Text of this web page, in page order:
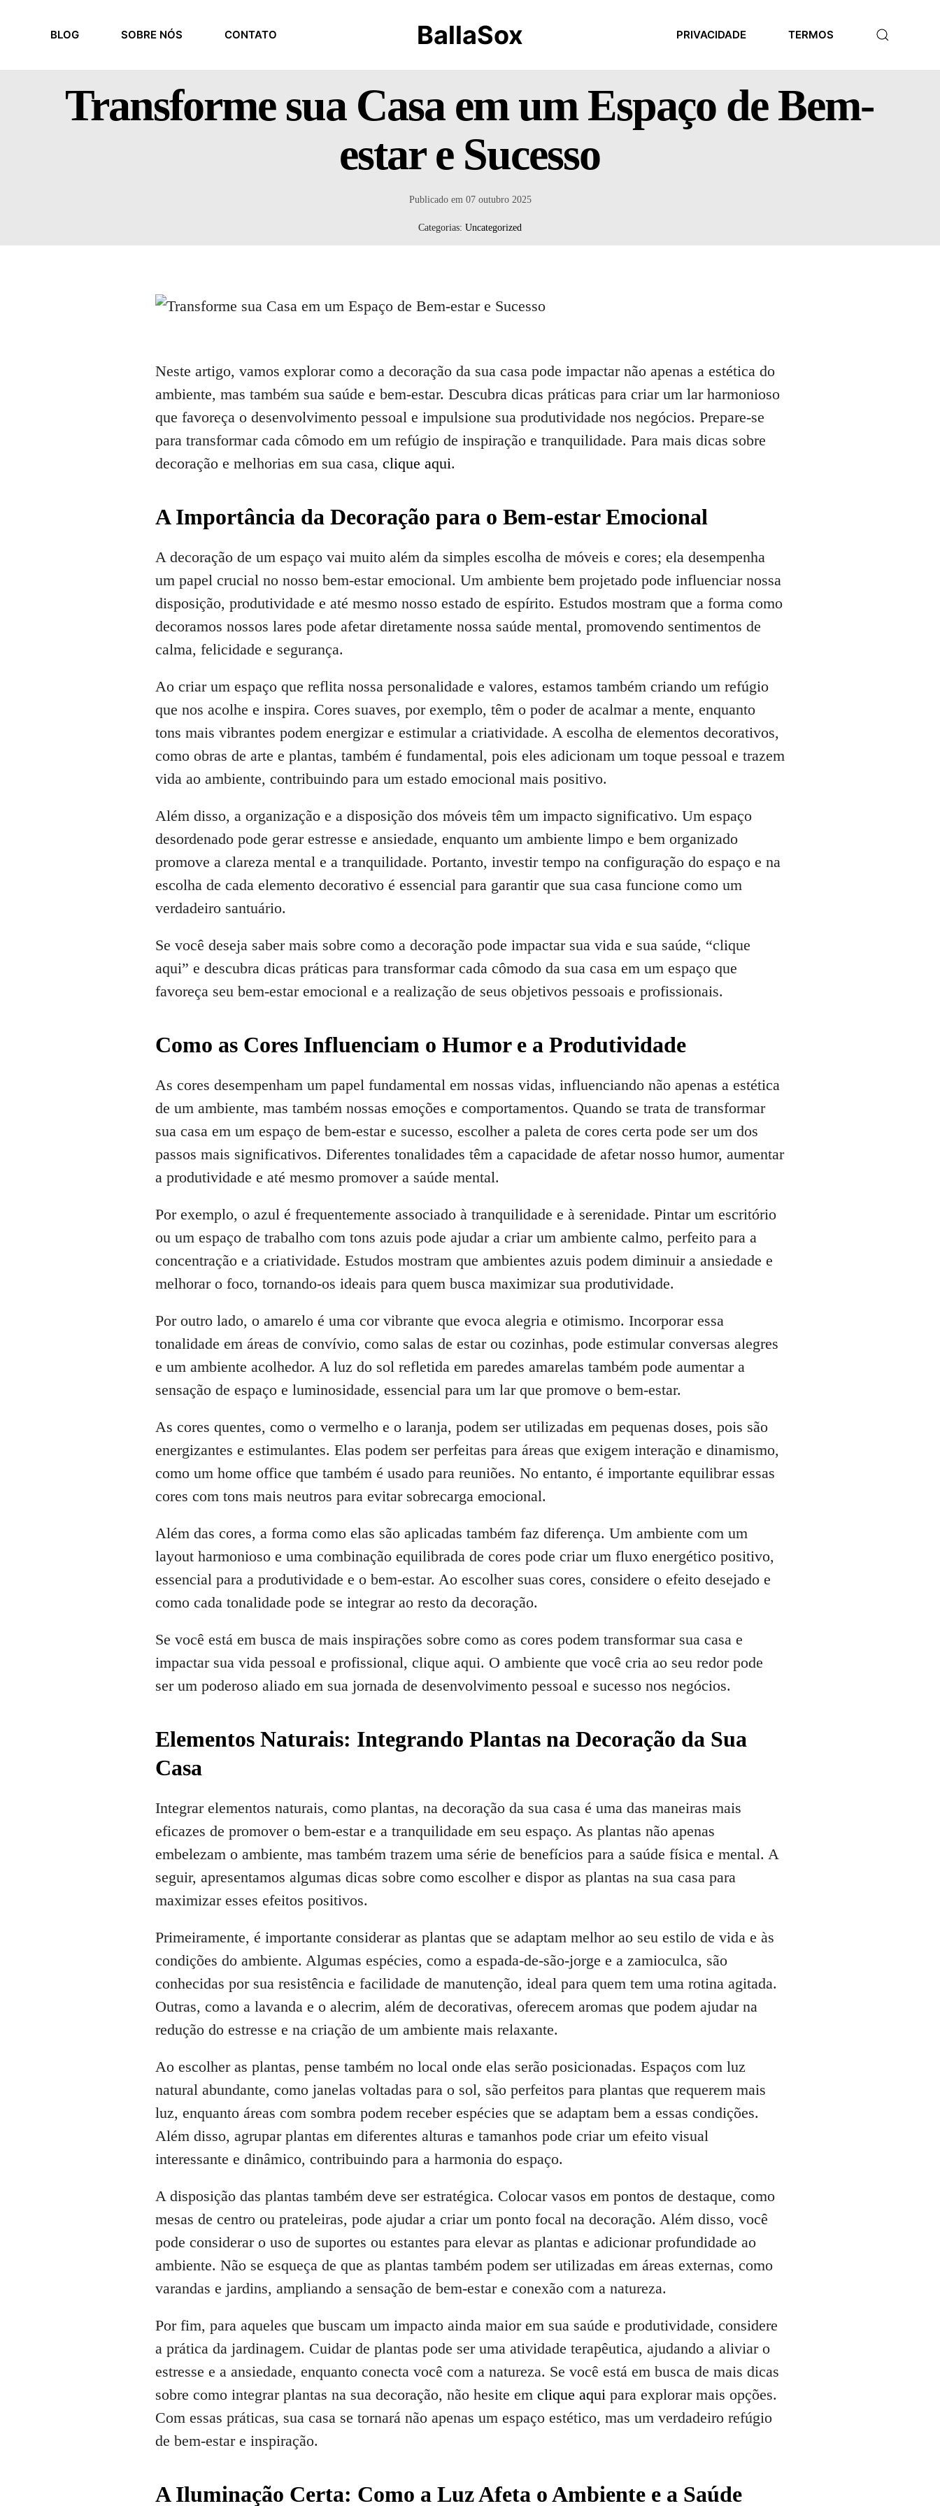
BLOG SOBRE NÓS CONTATO BallaSox PRIVACIDADE TERMOS
Transforme sua Casa em um Espaço de Bem-
estar e Sucesso
Publicado em 07 outubro 2025
Categorias: Uncategorized
Neste artigo, vamos explorar como a decoração da sua casa pode impactar não apenas a estética do
ambiente, mas também sua saúde e bem-estar. Descubra dicas práticas para criar um lar harmonioso
que favoreça o desenvolvimento pessoal e impulsione sua produtividade nos negócios. Prepare-se
para transformar cada cômodo em um refúgio de inspiração e tranquilidade. Para mais dicas sobre
decoração e melhorias em sua casa, clique aqui.
A Importância da Decoração para o Bem-estar Emocional
A decoração de um espaço vai muito além da simples escolha de móveis e cores; ela desempenha
um papel crucial no nosso bem-estar emocional. Um ambiente bem projetado pode influenciar nossa
disposição, produtividade e até mesmo nosso estado de espírito. Estudos mostram que a forma como
decoramos nossos lares pode afetar diretamente nossa saúde mental, promovendo sentimentos de
calma, felicidade e segurança.
Ao criar um espaço que reflita nossa personalidade e valores, estamos também criando um refúgio
que nos acolhe e inspira. Cores suaves, por exemplo, têm o poder de acalmar a mente, enquanto
tons mais vibrantes podem energizar e estimular a criatividade. A escolha de elementos decorativos,
como obras de arte e plantas, também é fundamental, pois eles adicionam um toque pessoal e trazem
vida ao ambiente, contribuindo para um estado emocional mais positivo.
Além disso, a organização e a disposição dos móveis têm um impacto significativo. Um espaço
desordenado pode gerar estresse e ansiedade, enquanto um ambiente limpo e bem organizado
promove a clareza mental e a tranquilidade. Portanto, investir tempo na configuração do espaço e na
escolha de cada elemento decorativo é essencial para garantir que sua casa funcione como um
verdadeiro santuário.
Se você deseja saber mais sobre como a decoração pode impactar sua vida e sua saúde, “clique
aqui” e descubra dicas práticas para transformar cada cômodo da sua casa em um espaço que
favoreça seu bem-estar emocional e a realização de seus objetivos pessoais e profissionais.
Como as Cores Influenciam o Humor e a Produtividade
As cores desempenham um papel fundamental em nossas vidas, influenciando não apenas a estética
de um ambiente, mas também nossas emoções e comportamentos. Quando se trata de transformar
sua casa em um espaço de bem-estar e sucesso, escolher a paleta de cores certa pode ser um dos
passos mais significativos. Diferentes tonalidades têm a capacidade de afetar nosso humor, aumentar
a produtividade e até mesmo promover a saúde mental.
Por exemplo, o azul é frequentemente associado à tranquilidade e à serenidade. Pintar um escritório
ou um espaço de trabalho com tons azuis pode ajudar a criar um ambiente calmo, perfeito para a
concentração e a criatividade. Estudos mostram que ambientes azuis podem diminuir a ansiedade e
melhorar o foco, tornando-os ideais para quem busca maximizar sua produtividade.
Por outro lado, o amarelo é uma cor vibrante que evoca alegria e otimismo. Incorporar essa
tonalidade em áreas de convívio, como salas de estar ou cozinhas, pode estimular conversas alegres
e um ambiente acolhedor. A luz do sol refletida em paredes amarelas também pode aumentar a
sensação de espaço e luminosidade, essencial para um lar que promove o bem-estar.
As cores quentes, como o vermelho e o laranja, podem ser utilizadas em pequenas doses, pois são
energizantes e estimulantes. Elas podem ser perfeitas para áreas que exigem interação e dinamismo,
como um home office que também é usado para reuniões. No entanto, é importante equilibrar essas
cores com tons mais neutros para evitar sobrecarga emocional.
Além das cores, a forma como elas são aplicadas também faz diferença. Um ambiente com um
layout harmonioso e uma combinação equilibrada de cores pode criar um fluxo energético positivo,
essencial para a produtividade e o bem-estar. Ao escolher suas cores, considere o efeito desejado e
como cada tonalidade pode se integrar ao resto da decoração.
Se você está em busca de mais inspirações sobre como as cores podem transformar sua casa e
impactar sua vida pessoal e profissional, clique aqui. O ambiente que você cria ao seu redor pode
ser um poderoso aliado em sua jornada de desenvolvimento pessoal e sucesso nos negócios.
Elementos Naturais: Integrando Plantas na Decoração da Sua
Casa
Integrar elementos naturais, como plantas, na decoração da sua casa é uma das maneiras mais
eficazes de promover o bem-estar e a tranquilidade em seu espaço. As plantas não apenas
embelezam o ambiente, mas também trazem uma série de benefícios para a saúde física e mental. A
seguir, apresentamos algumas dicas sobre como escolher e dispor as plantas na sua casa para
maximizar esses efeitos positivos.
Primeiramente, é importante considerar as plantas que se adaptam melhor ao seu estilo de vida e às
condições do ambiente. Algumas espécies, como a espada-de-são-jorge e a zamioculca, são
conhecidas por sua resistência e facilidade de manutenção, ideal para quem tem uma rotina agitada.
Outras, como a lavanda e o alecrim, além de decorativas, oferecem aromas que podem ajudar na
redução do estresse e na criação de um ambiente mais relaxante.
Ao escolher as plantas, pense também no local onde elas serão posicionadas. Espaços com luz
natural abundante, como janelas voltadas para o sol, são perfeitos para plantas que requerem mais
luz, enquanto áreas com sombra podem receber espécies que se adaptam bem a essas condições.
Além disso, agrupar plantas em diferentes alturas e tamanhos pode criar um efeito visual
interessante e dinâmico, contribuindo para a harmonia do espaço.
A disposição das plantas também deve ser estratégica. Colocar vasos em pontos de destaque, como
mesas de centro ou prateleiras, pode ajudar a criar um ponto focal na decoração. Além disso, você
pode considerar o uso de suportes ou estantes para elevar as plantas e adicionar profundidade ao
ambiente. Não se esqueça de que as plantas também podem ser utilizadas em áreas externas, como
varandas e jardins, ampliando a sensação de bem-estar e conexão com a natureza.
Por fim, para aqueles que buscam um impacto ainda maior em sua saúde e produtividade, considere
a prática da jardinagem. Cuidar de plantas pode ser uma atividade terapêutica, ajudando a aliviar o
estresse e a ansiedade, enquanto conecta você com a natureza. Se você está em busca de mais dicas
sobre como integrar plantas na sua decoração, não hesite em clique aqui para explorar mais opções.
Com essas práticas, sua casa se tornará não apenas um espaço estético, mas um verdadeiro refúgio
de bem-estar e inspiração.
A Iluminação Certa: Como a Luz Afeta o Ambiente e a Saúde